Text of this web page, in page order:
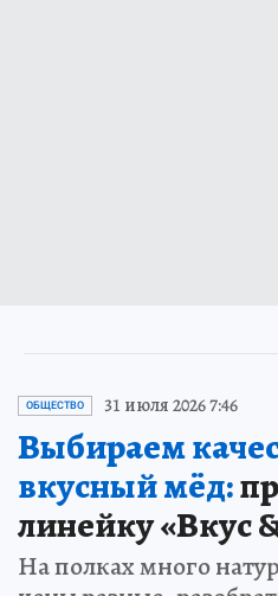
ОБЩЕСТВО 31 июля 2026 7:46
Выбираем
вкусный мёд:
линейку «Вкус
На полках много